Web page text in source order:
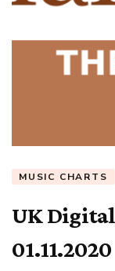
MUSIC CHARTS
UK
01.11.2020